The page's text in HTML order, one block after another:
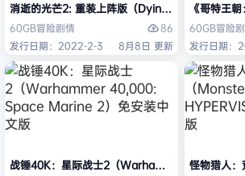
消逝的光芒2: 重装上阵版（Dying Light 2 Stay
60GB冒险剧情
86
发行日期：2022-2-3
8月8日 更新
《哥特王
60GB冒险
发行日期：
战锤40K：星际战士2（Warhammer 40,000:
怪物猎人